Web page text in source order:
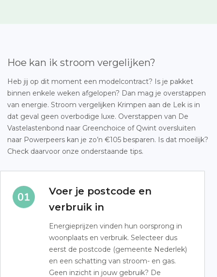
Hoe kan ik stroom vergelijken?
Heb jij op dit moment een modelcontract? Is je pakket
binnen enkele weken afgelopen? Dan mag je overstappen
van energie. Stroom vergelijken Krimpen aan de Lek is in
dat geval geen overbodige luxe. Overstappen van De
Vastelastenbond naar Greenchoice of Qwint oversluiten
naar Powerpeers kan je zo’n €105 besparen. Is dat moeilijk?
Check daarvoor onze onderstaande tips.
Voer je postcode en
verbruik in
Energieprijzen vinden hun oorsprong in
woonplaats en verbruik. Selecteer dus
eerst de postcode (gemeente Nederlek)
en een schatting van stroom- en gas.
Geen inzicht in jouw gebruik? De